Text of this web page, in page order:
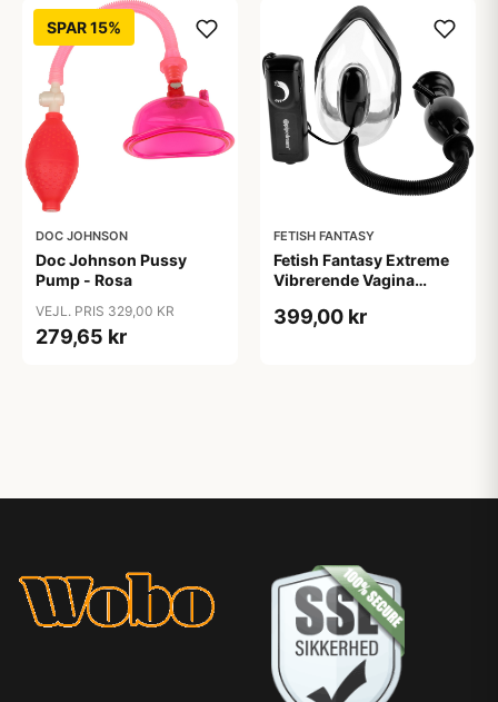
SPAR 15%
DOC JOHNSON
Doc Johnson Pussy
Pump - Rosa
VEJL. PRIS 329,00 KR
279,65 kr
FETISH FANTASY
Fetish Fantasy Extreme
Vibrerende Vagina
399,00 kr